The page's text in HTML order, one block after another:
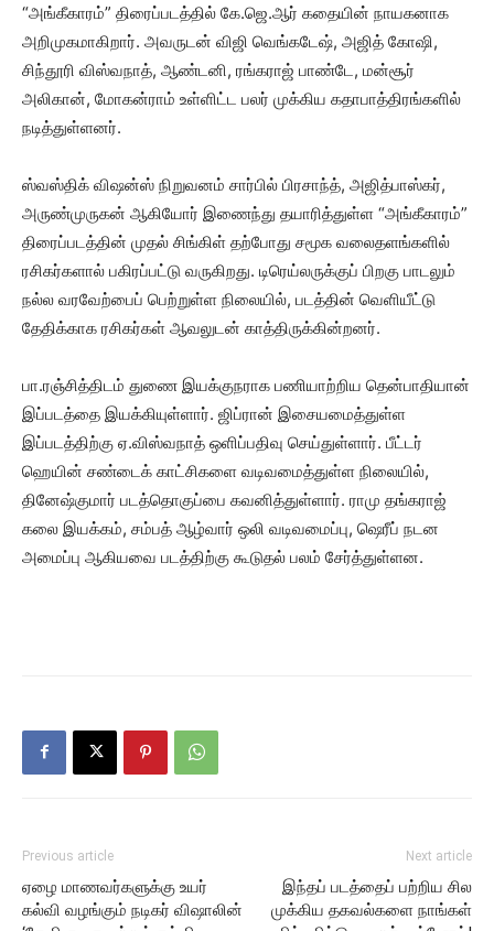
“அங்கீகாரம்” திரைப்படத்தில் கே.ஜெ.ஆர் கதையின் நாயகனாக
அறிமுகமாகிறார். அவருடன் விஜி வெங்கடேஷ், அஜித் கோஷி,
சிந்தூரி விஸ்வநாத், ஆண்டனி, ரங்கராஜ் பாண்டே, மன்சூர்
அலிகான், மோகன்ராம் உள்ளிட்ட பலர் முக்கிய கதாபாத்திரங்களில்
நடித்துள்ளனர்.
ஸ்வஸ்திக் விஷன்ஸ் நிறுவனம் சார்பில் பிரசாந்த், அஜித்பாஸ்கர்,
அருண்முருகன் ஆகியோர் இணைந்து தயாரித்துள்ள “அங்கீகாரம்”
திரைப்படத்தின் முதல் சிங்கிள் தற்போது சமூக வலைதளங்களில்
ரசிகர்களால் பகிரப்பட்டு வருகிறது. டிரெய்லருக்குப் பிறகு பாடலும்
நல்ல வரவேற்பைப் பெற்றுள்ள நிலையில், படத்தின் வெளியீட்டு
தேதிக்காக ரசிகர்கள் ஆவலுடன் காத்திருக்கின்றனர்.
பா.ரஞ்சித்திடம் துணை இயக்குநராக பணியாற்றிய தென்பாதியான்
இப்படத்தை இயக்கியுள்ளார். ஜிப்ரான் இசையமைத்துள்ள
இப்படத்திற்கு ஏ.விஸ்வநாத் ஒளிப்பதிவு செய்துள்ளார். பீட்டர்
ஹெயின் சண்டைக் காட்சிகளை வடிவமைத்துள்ள நிலையில்,
தினேஷ்குமார் படத்தொகுப்பை கவனித்துள்ளார். ராமு தங்கராஜ்
கலை இயக்கம், சம்பத் ஆழ்வார் ஒலி வடிவமைப்பு, ஷெரீப் நடன
அமைப்பு ஆகியவை படத்திற்கு கூடுதல் பலம் சேர்த்துள்ளன.
Previous article
ஏழை மாணவர்களுக்கு உயர்
கல்வி வழங்கும் நடிகர் விஷாலின்
Next article
இந்தப் படத்தைப் பற்றிய சில
முக்கிய தகவல்களை நாங்கள்